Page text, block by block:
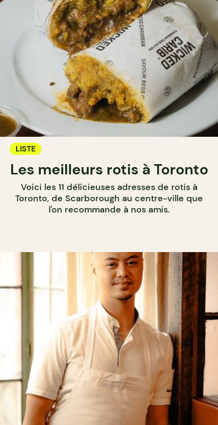
LISTE
Les meilleurs rotis à Toronto
Voici les 11 délicieuses adresses de rotis à
Toronto, de Scarborough au centre-ville que
l'on recommande à nos amis.